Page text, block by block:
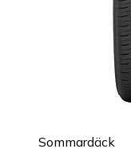
Sommardäck